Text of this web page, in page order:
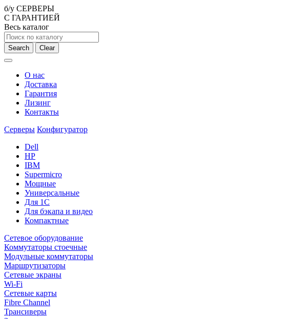
б/у СЕРВЕРЫ
С ГАРАНТИЕЙ
Весь каталог
Search Clear
О нас
Доставка
Гарантия
Лизинг
Контакты
Серверы Конфигуратор
Dell
HP
IBM
Supermicro
Мощные
Универсальные
Для 1С
Для бэкапа и видео
Компактные
Сетевое оборудование
Коммутаторы стоечные
Модульные коммутаторы
Маршрутизаторы
Сетевые экраны
Wi-Fi
Сетевые карты
Fibre Channel
Трансиверы